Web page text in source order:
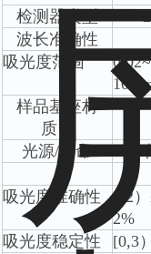
检测器类型
波长准确性
吸光度范围
样品基座材
质：
光源/ 寿命
吸光度准确性 0,2
2%
吸光度稳定性
[0,3